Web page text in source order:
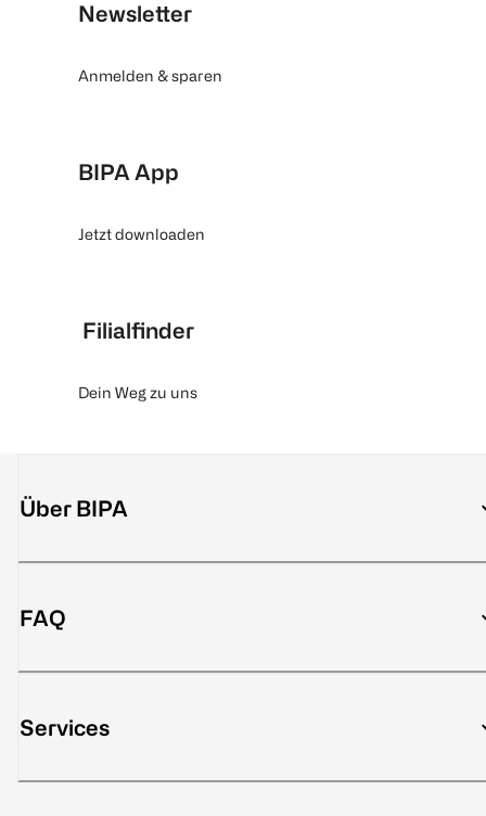
Newsletter
Anmelden & sparen
BIPA App
Jetzt downloaden
Filialfinder
Dein Weg zu uns
Über BIPA
FAQ
Services